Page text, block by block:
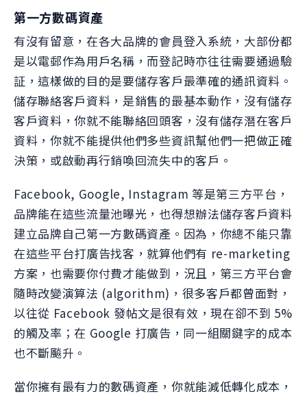
第一方數碼資產
有沒有留意，在各大品牌的會員登入系統，大部份都
是以電郵作為用戶名稱，而登記時亦往往需要通過驗
証，這樣做的目的是要儲存客戶最準確的通訊資料。
儲存聯絡客戶資料，是銷售的最基本動作，沒有儲存
客戶資料，你就不能聯絡回頭客，沒有儲存潛在客戶
資料，你就不能提供他們多些資訊幫他們一把做正確
決策，或啟動再行銷喚回流失中的客戶。
Facebook, Google, Instagram 等是第三方平台，
品牌能在這些流量池曝光，也得想辦法儲存客戶資料
建立品牌自己第一方數碼資產。因為，你總不能只靠
在這些平台打廣告找客，就算他們有 re-marketing
方案，也需要你付費才能做到，況且，第三方平台會
隨時改變演算法 (algorithm)，很多客戶都曾面對，
以往從 Facebook 發帖文是很有效，現在卻不到 5%
的觸及率；在 Google 打廣告，同一組關鍵字的成本
也不斷飈升。
當你擁有最有力的數碼資產，你就能減低轉化成本，